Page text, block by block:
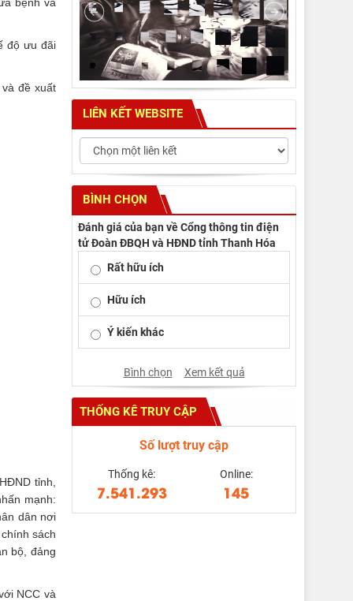
độ ưu đãi
đề xuất
tỉnh,
mạnh:
dân nơi
sách
bộ, đảng
NCC và
LIÊN KẾT WEBSITE
BÌNH CHỌN
Đánh giá của bạn về Cổng thông tin điện
tử Đoàn ĐBQH và HĐND tỉnh Thanh Hóa
Rất hữu ích
Hữu ích
Ý kiến khác
Bình chọn Xem kết quả
THỐNG KÊ TRUY CẬP
Số lượt truy cập
Thống kê:
7.541.293
Online:
145